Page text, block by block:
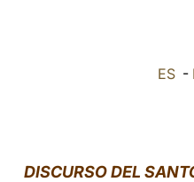
ES -
DISCURSO DEL